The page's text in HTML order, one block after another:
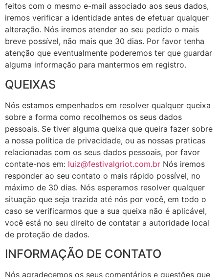
feitos com o mesmo e-mail associado aos seus dados,
iremos verificar a identidade antes de efetuar qualquer
alteração. Nós iremos atender ao seu pedido o mais
breve possível, não mais que 30 dias. Por favor tenha
atenção que eventualmente poderemos ter que guardar
alguma informação para mantermos em registro.
QUEIXAS
Nós estamos empenhados em resolver qualquer queixa
sobre a forma como recolhemos os seus dados
pessoais. Se tiver alguma queixa que queira fazer sobre
a nossa política de privacidade, ou as nossas praticas
relacionadas com os seus dados pessoais, por favor
contate-nos em: luiz@festivalgriot.com.br Nós iremos
responder ao seu contato o mais rápido possível, no
máximo de 30 dias. Nós esperamos resolver qualquer
situação que seja trazida até nós por você, em todo o
caso se verificarmos que a sua queixa não é aplicável,
você está no seu direito de contatar a autoridade local
de proteção de dados.
INFORMAÇÃO DE CONTATO
Nós agradecemos os seus comentários e questões que